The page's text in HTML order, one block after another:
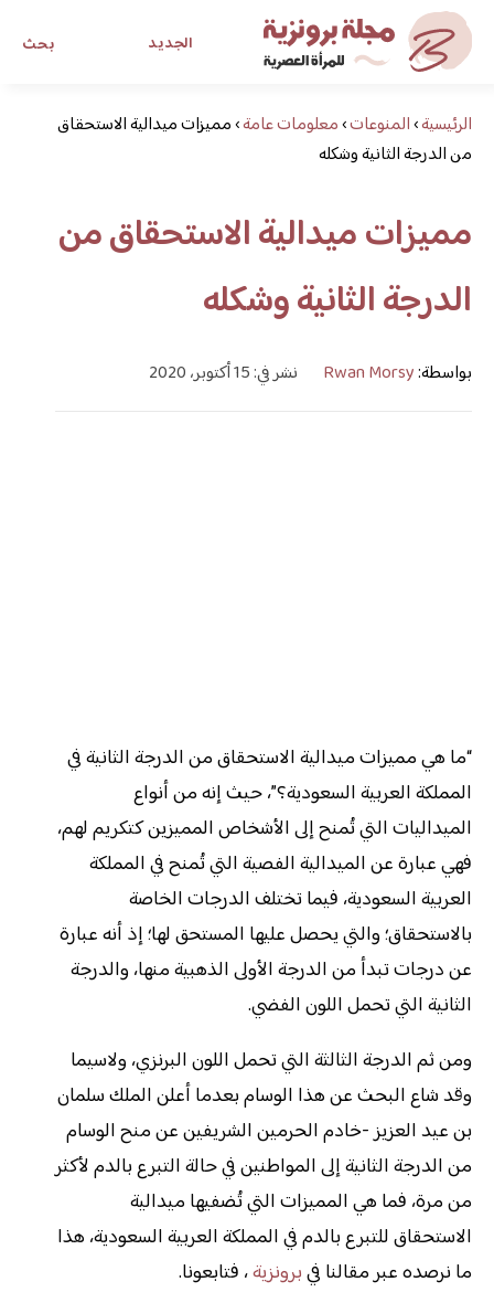
بحث الجديد
مجلة برونزية للفتاة العصريةالرئيسية›المنوعات›معلومات عامة›مميزات ميدالية الاستحقاق
من الدرجة الثانية وشكله
مميزات ميدالية الاستحقاق من
الدرجة الثانية وشكله
بواسطة:Rwan Morsy نشر في: 15 أكتوبر، 2020
“ما هي مميزات ميدالية الاستحقاق من الدرجة الثانية في
المملكة العربية السعودية؟”، حيث إنه من أنواع
الميداليات التي تُمنح إلى الأشخاص المميزين كتكريم لهم،
فهي عبارة عن الميدالية الفصية التي تُمنح في المملكة
العربية السعودية، فيما تختلف الدرجات الخاصة
بالاستحقاق؛ والتي يحصل عليها المستحق لها؛ إذ أنه عبارة
عن درجات تبدأ من الدرجة الأولى الذهبية منها، والدرجة
الثانية التي تحمل اللون الفضي.
ومن ثم الدرجة الثالثة التي تحمل اللون البرنزي، ولاسيما
وقد شاع البحث عن هذا الوسام بعدما أعلن الملك سلمان
بن عيد العزيز -خادم الحرمين الشريفين عن منح الوسام
من الدرجة الثانية إلى المواطنين في حالة التبرع بالدم لأكثر
من مرة، فما هي المميزات التي تُضفيها ميدالية
الاستحقاق للتبرع بالدم في المملكة العربية السعودية، هذا
ما نرصده عبر مقالنا فيبرونزية، فتابعونا.